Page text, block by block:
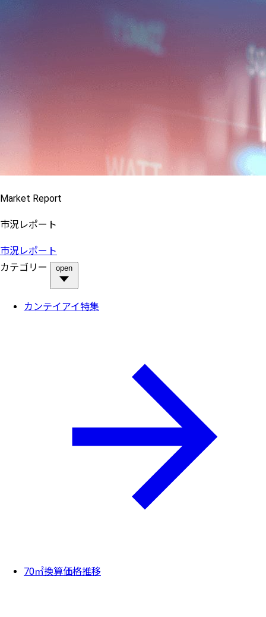
Market Report
市況レポート
市況レポート
カテゴリー
open
カンテイアイ特集
70㎡換算価格推移